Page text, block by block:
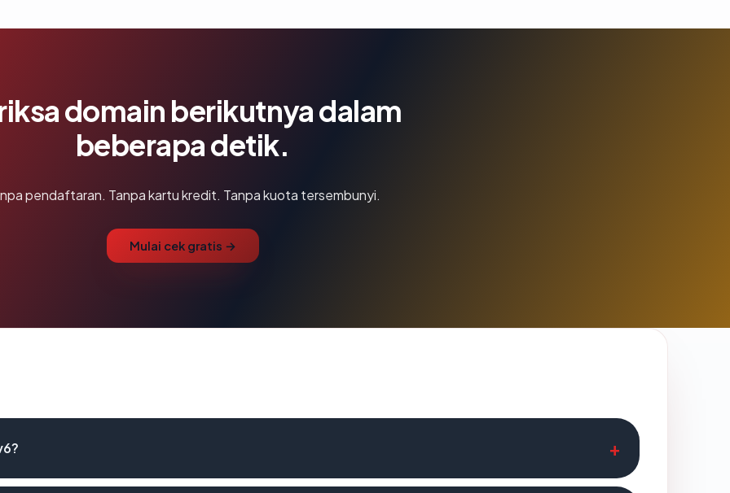
domain berikutnya dalam
beberapa detik.
pendaftaran. Tanpa kartu kredit. Tanpa kuota tersembunyi.
Mulai cek gratis →